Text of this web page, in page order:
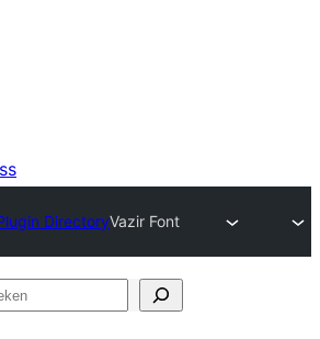
DirectoryVazir Font